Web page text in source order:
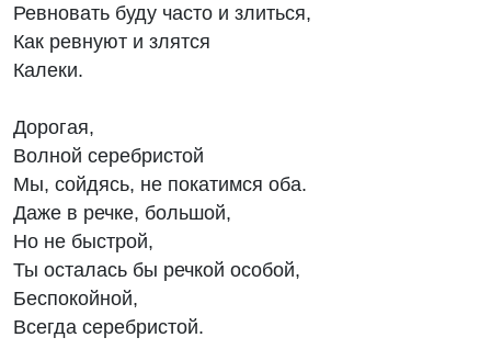
Ревновать буду часто и злиться,
Как ревнуют и злятся
Калеки.
Дорогая,
Волной серебристой
Мы, сойдясь, не покатимся оба.
Даже в речке, большой,
Но не быстрой,
Ты осталась бы речкой особой,
Беспокойной,
Всегда серебристой.